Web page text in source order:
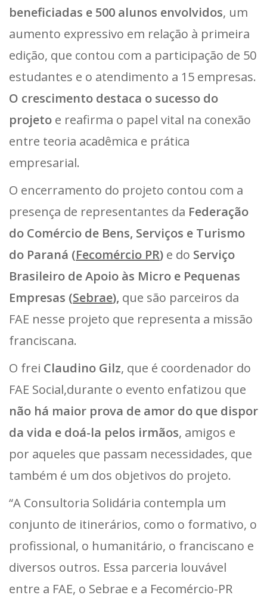
beneficiadas e 500 alunos envolvidos, um
aumento expressivo em relação à primeira
edição, que contou com a participação de 50
estudantes e o atendimento a 15 empresas.
O crescimento destaca o sucesso do
projeto e reafirma o papel vital na conexão
entre teoria acadêmica e prática
empresarial.
O encerramento do projeto contou com a
presença de representantes da Federação
do Comércio de Bens, Serviços e Turismo
do Paraná (Fecomércio PR) e do Serviço
Brasileiro de Apoio às Micro e Pequenas
Empresas (Sebrae), que são parceiros da
FAE nesse projeto que representa a missão
franciscana.
O frei Claudino Gilz, que é coordenador do
FAE Social,durante o evento enfatizou que
não há maior prova de amor do que dispor
da vida e doá-la pelos irmãos, amigos e
por aqueles que passam necessidades, que
também é um dos objetivos do projeto.
“A Consultoria Solidária contempla um
conjunto de itinerários, como o formativo, o
profissional, o humanitário, o franciscano e
diversos outros. Essa parceria louvável
entre a FAE, o Sebrae e a Fecomércio-PR